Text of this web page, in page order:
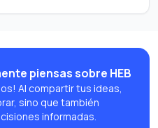
piensas sobre HEB
Al compartir tus ideas,
sino que también
informadas.